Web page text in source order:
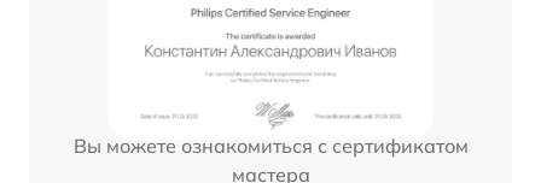
Вы можете ознакомиться с сертификатом
мастера